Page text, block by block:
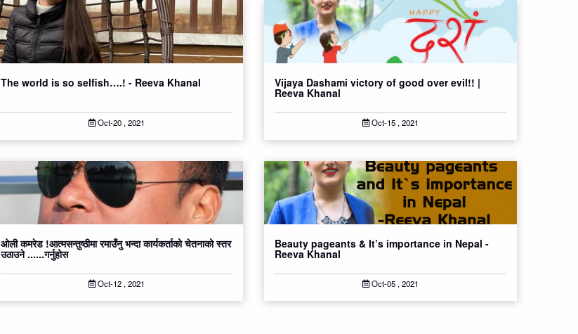
The world is so selfish….! - Reeva Khanal
Oct-20 , 2021
Vijaya Dashami victory of good over evil!! |
Reeva Khanal
Oct-15 , 2021
ओली कमरेड !आत्मसन्तुष्ठीमा रमाउँनु भन्दा कार्यकर्ताको चेतनाको स्तर
उठाउने ......गर्नुहोस
Oct-12 , 2021
Beauty pageants & It’s importance in Nepal -
Reeva Khanal
Oct-05 , 2021